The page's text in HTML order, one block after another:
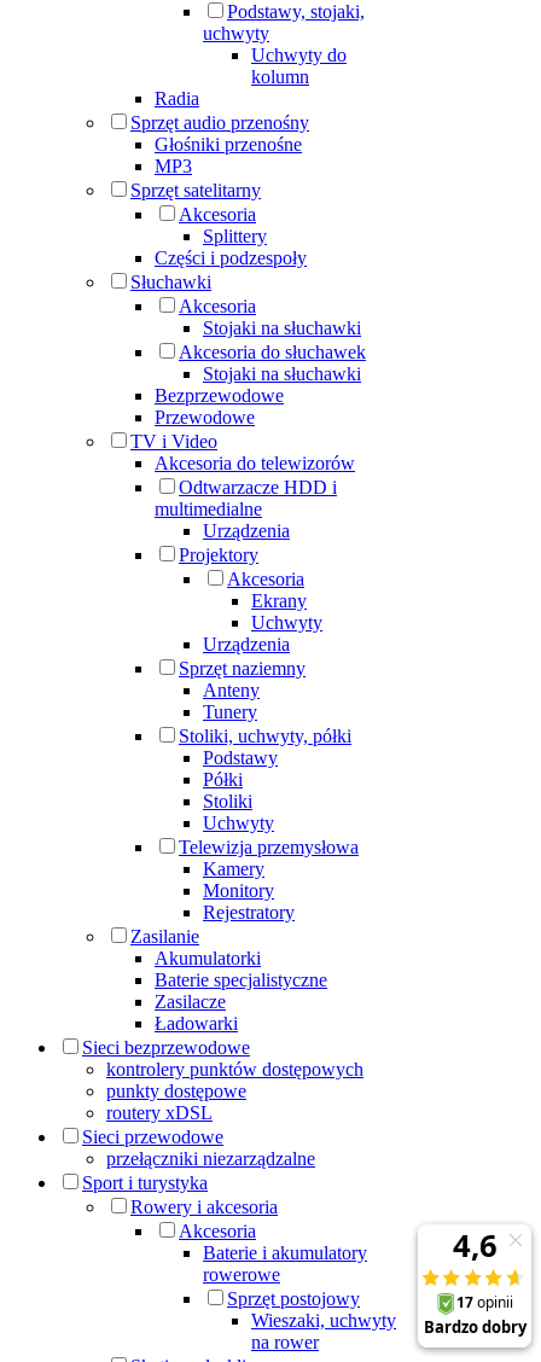
Podstawy, stojaki,
uchwyty
Uchwyty do
kolumn
Radia
Sprzęt audio przenośny
Głośniki przenośne
MP3
Sprzęt satelitarny
Akcesoria
Splittery
Części i podzespoły
Słuchawki
Akcesoria
Stojaki na słuchawki
Akcesoria do słuchawek
Stojaki na słuchawki
Bezprzewodowe
Przewodowe
TV i Video
Akcesoria do telewizorów
Odtwarzacze HDD i
multimedialne
Urządzenia
Projektory
Akcesoria
Ekrany
Uchwyty
Urządzenia
Sprzęt naziemny
Anteny
Tunery
Stoliki, uchwyty, półki
Podstawy
Półki
Stoliki
Uchwyty
Telewizja przemysłowa
Kamery
Monitory
Rejestratory
Zasilanie
Akumulatorki
Baterie specjalistyczne
Zasilacze
Ładowarki
Sieci bezprzewodowe
kontrolery punktów dostępowych
punkty dostępowe
routery xDSL
Sieci przewodowe
przełączniki niezarządzalne
Sport i turystyka
Rowery i akcesoria
Akcesoria
Baterie i akumulatory
rowerowe
Sprzęt postojowy
Wieszaki, uchwyty
na rower